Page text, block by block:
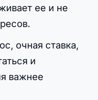
ее и не
очная ставка,
и
важнее